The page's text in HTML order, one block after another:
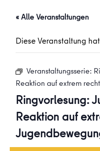
« Alle Veranstaltungen
Diese Veranstaltung
Veranstaltungsserie:
Reaktion auf extrem
Ringvorlesung:
Reaktion auf